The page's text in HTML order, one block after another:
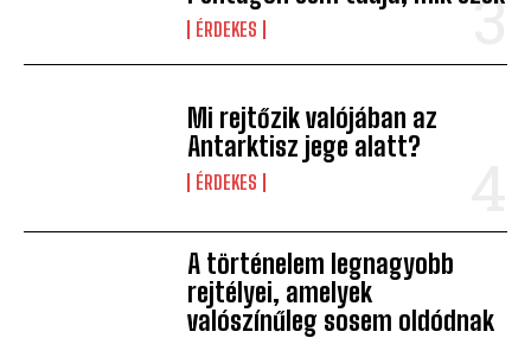
ÉRDEKES
Mi rejtőzik valójában az
Antarktisz jege alatt?
ÉRDEKES
A történelem legnagyobb
rejtélyei, amelyek
valószínűleg sosem oldódnak